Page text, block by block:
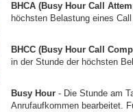
BHCA (Busy Hour Call
höchsten Belastung eines
BHCC (Busy Hour Call
in der Stunde der höchsten
Busy Hour - Die Stunde am
Anrufaufkommen bearbeitet.